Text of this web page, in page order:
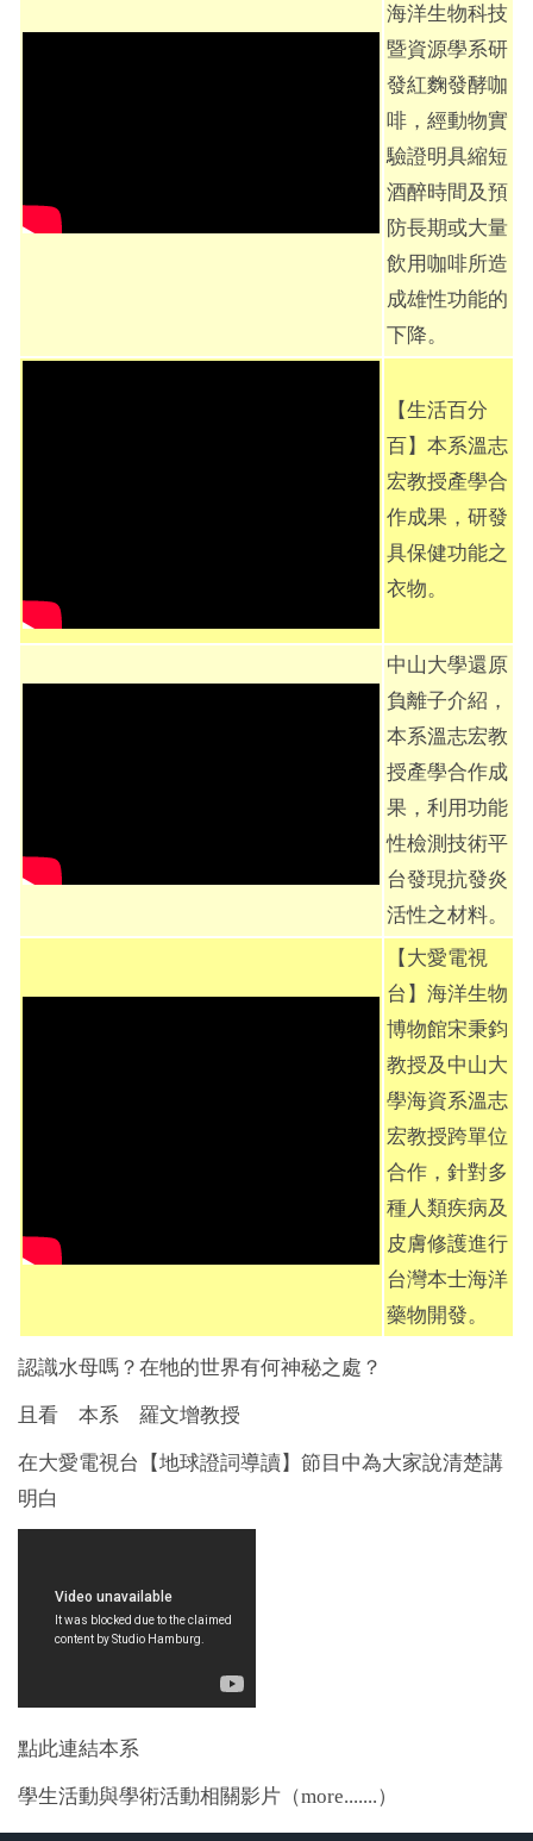
海洋生物科技
暨資源學系研
發紅麴發酵咖
啡，經動物實
驗證明具縮短
酒醉時間及預
防長期或大量
飲用咖啡所造
成雄性功能的
下降。
【生活百分
百】本系溫志
宏教授產學合
作成果，研發
具保健功能之
衣物。
中山大學還原
負離子介紹，
本系溫志宏教
授產學合作成
果，利用功能
性檢測技術平
台發現抗發炎
活性之材料。
【大愛電視
台】海洋生物
博物館宋秉鈞
教授及中山大
學海資系溫志
宏教授跨單位
合作，針對多
種人類疾病及
皮膚修護進行
台灣本士海洋
藥物開發。
認識水母嗎？在牠的世界有何神秘之處？
且看 本系 羅文增教授
在大愛電視台【地球證詞導讀】節目中為大家說清楚講
明白
點此連結本系
學生活動與學術活動相關影片 （more.......）